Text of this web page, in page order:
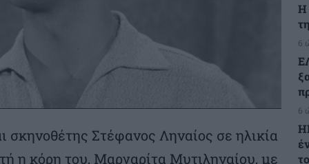
σκηνοθέτης Στέφανος Ληναίος σε ηλικία
η κόρη του, Μαργαρίτα Μυτιληναίου, με
H
6
6